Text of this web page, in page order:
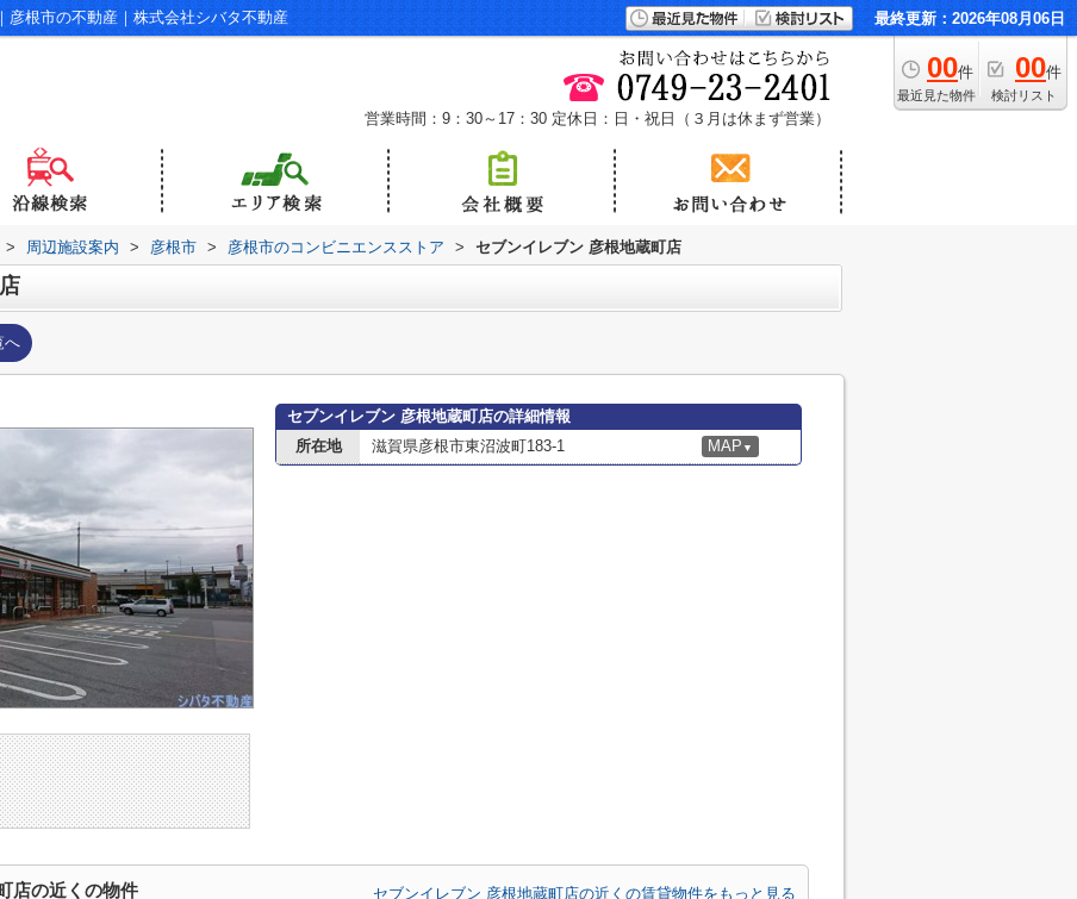
根市の不動産｜株式会社シバタ不動産 最終更新：2026年08月06日
00件
最近見た物件
00件
検討リスト
営業時間：9：30～17：30 定休日：日・祝日（３月は休まず営業）
> 周辺施設案内 > 彦根市 > 彦根市のコンビニエンスストア > セブンイレブン 彦根地蔵町店
へ
セブンイレブン 彦根地蔵町店の詳細情報
所在地
滋賀県彦根市東沼波町183-1 MAP ▼
店の近くの物件
セブンイレブン 彦根地蔵町店の近くの賃貸物件をもっと見る